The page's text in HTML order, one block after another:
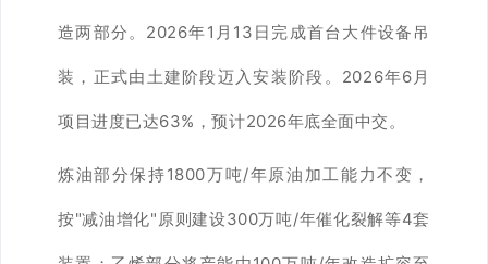
造两部分。2026年1月13日完成首台大件设备吊
装，正式由土建阶段迈入安装阶段。2026年6月
项目进度已达63%，预计2026年底全面中交。
炼油部分保持1800万吨/年原油加工能力不变，
按"减油增化"原则建设300万吨/年催化裂解等4套